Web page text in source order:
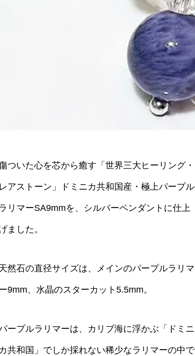
ついた心を芯から癒す「世界三大ヒーリング・
レアストーン」ドミニカ共和国産・極上パープル
ラリマーSA9mmを、シルバーペンダントに仕上
ました。
然石の直径サイズは、メインのパープルラリマ
9mm、水晶のスターカット5.5mm。
ープルラリマーは、カリブ海に浮かぶ「ドミニ
カ共和国」でしか採れない稀少なラリマーの中で